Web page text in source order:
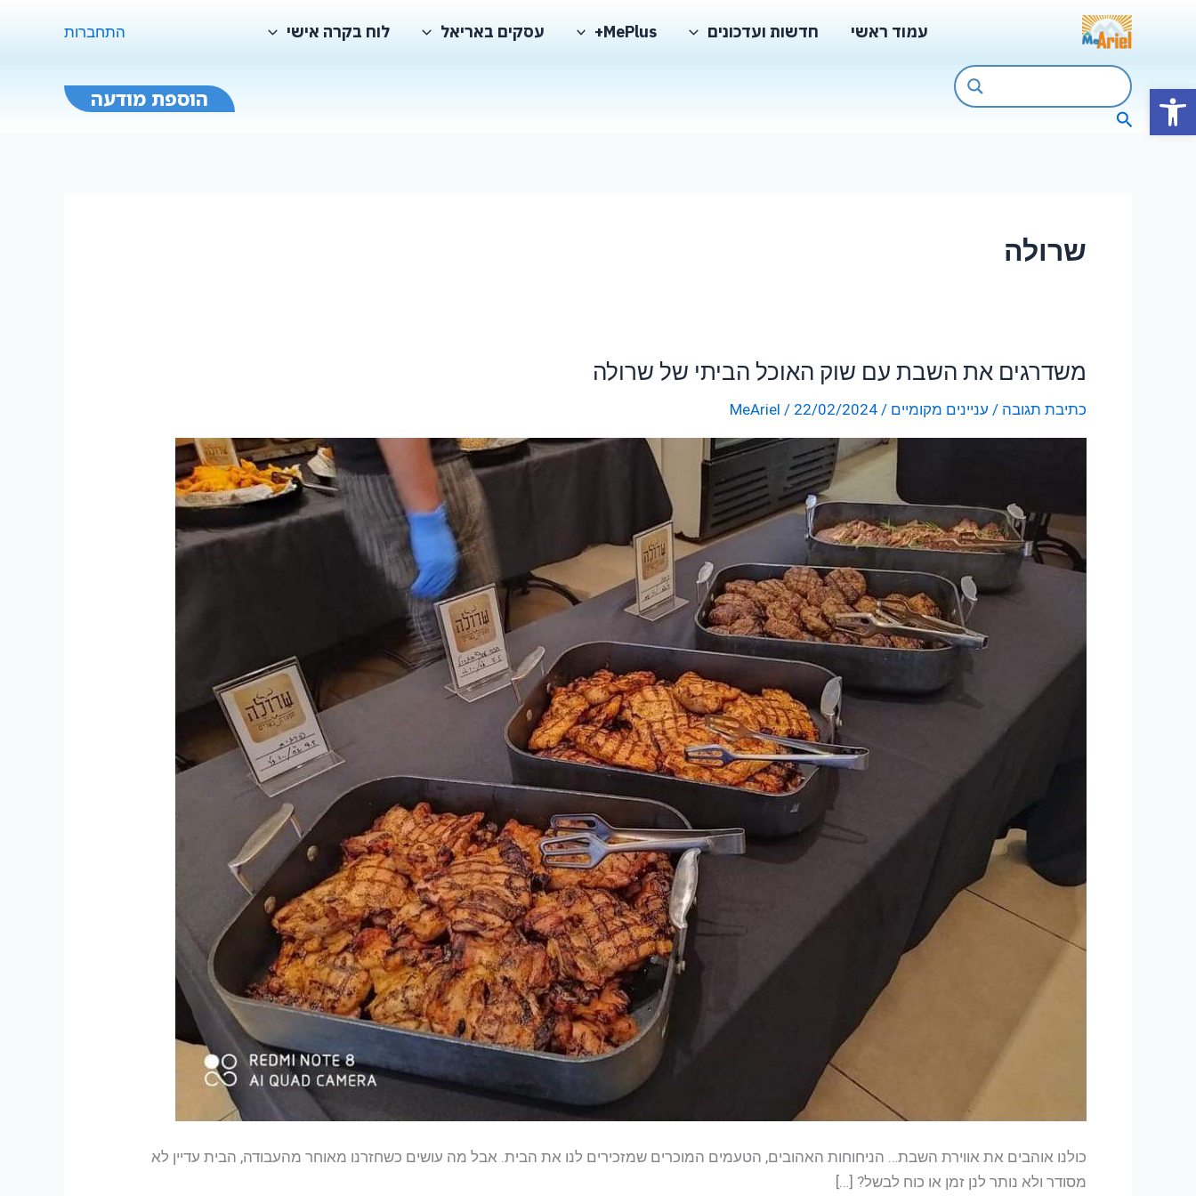
פתח סרגל נגישות
עמוד ראשי חדשות ועדכונים MePlus+ עסקים באריאל לוח בקרה אישי התחברות
חיפוש
הוספת מודעה
שרולה
משדרגים את השבת עם שוק האוכל הביתי של שרולה
כתיבת תגובה / עניינים מקומיים /
MeAriel / 22/02/2024
כולנו אוהבים את אווירת השבת… הניחוחות האהובים, הטעמים המוכרים שמזכירים לנו את הבית. אבל מה עושים כשחזרנו מאוחר מהעבודה, הבית עדיין לא
מסודר ולא נותר לנן זמן או כוח לבשל? […]
משדרגים
השבת
הביתי
של
שרולה